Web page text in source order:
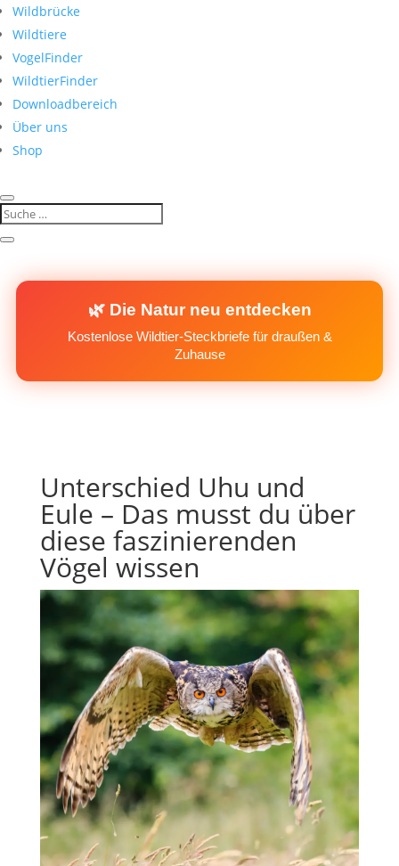
Wildbrücke
Wildtiere
VogelFinder
WildtierFinder
Downloadbereich
Über uns
Shop
🌿 Die Natur neu entdecken
Kostenlose Wildtier-Steckbriefe für draußen &
Zuhause
Unterschied Uhu und
Eule – Das musst du über
diese faszinierenden
Vögel wissen